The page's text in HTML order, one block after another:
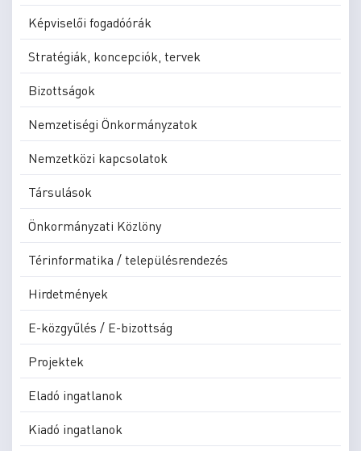
Képviselői fogadóórák
Stratégiák, koncepciók, tervek
Bizottságok
Nemzetiségi Önkormányzatok
Nemzetközi kapcsolatok
Társulások
Önkormányzati Közlöny
Térinformatika / településrendezés
Hirdetmények
E-közgyűlés / E-bizottság
Projektek
Eladó ingatlanok
Kiadó ingatlanok